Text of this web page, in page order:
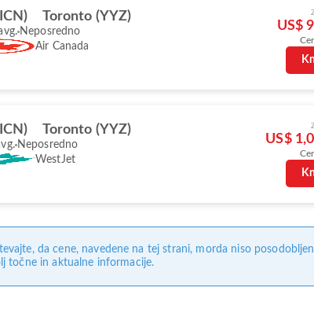
Toronto (YYZ)
Neposredno
Air Canada
US$
Toronto (YYZ)
Neposredno
WestJet
US$
da cene, navedene na tej strani, morda niso
točne in aktualne informacije.